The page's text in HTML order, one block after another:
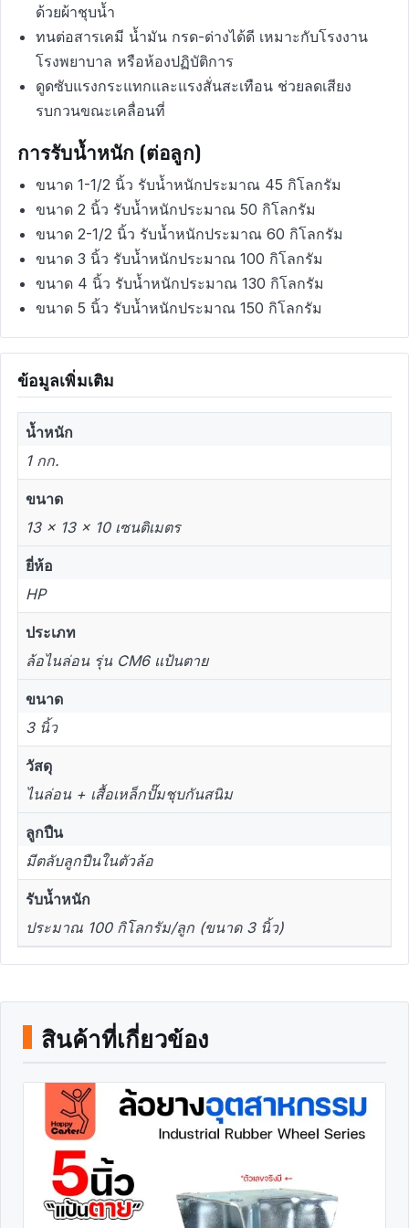
ด้วยผ้าชุบน้ำ
ทนต่อสารเคมี น้ำมัน กรด-ด่างได้ดี เหมาะกับโรงงาน
โรงพยาบาล หรือห้องปฏิบัติการ
ดูดซับแรงกระแทกและแรงสั่นสะเทือน ช่วยลดเสียง
รบกวนขณะเคลื่อนที่
การรับน้ำหนัก (ต่อลูก)
ขนาด 1-1/2 นิ้ว รับน้ำหนักประมาณ 45 กิโลกรัม
ขนาด 2 นิ้ว รับน้ำหนักประมาณ 50 กิโลกรัม
ขนาด 2-1/2 นิ้ว รับน้ำหนักประมาณ 60 กิโลกรัม
ขนาด 3 นิ้ว รับน้ำหนักประมาณ 100 กิโลกรัม
ขนาด 4 นิ้ว รับน้ำหนักประมาณ 130 กิโลกรัม
ขนาด 5 นิ้ว รับน้ำหนักประมาณ 150 กิโลกรัม
ข้อมูลเพิ่มเติม
น้ำหนัก
1 กก.
ขนาด
13 × 13 × 10 เซนติเมตร
ยี่ห้อ
HP
ประเภท
ล้อไนล่อน รุ่น CM6 แป้นตาย
ขนาด
3 นิ้ว
วัสดุ
ไนล่อน + เสื้อเหล็กปั๊มชุบกันสนิม
ลูกปืน
มีตลับลูกปืนในตัวล้อ
รับน้ำหนัก
ประมาณ 100 กิโลกรัม/ลูก (ขนาด 3 นิ้ว)
สินค้าที่เกี่ยวข้อง